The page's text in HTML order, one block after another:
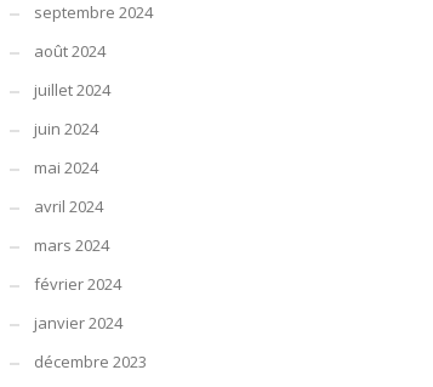
septembre 2024
août 2024
juillet 2024
juin 2024
mai 2024
avril 2024
mars 2024
février 2024
janvier 2024
décembre 2023